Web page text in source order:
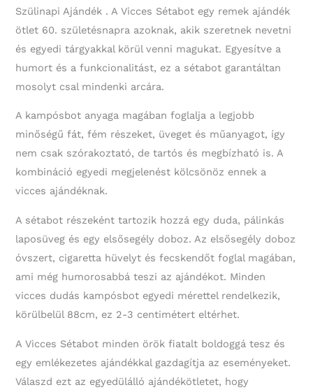
Szülinapi
Ajándék
mennyiség
Szülinapi Ajándék . A Vicces Sétabot egy remek ajándék
ötlet 60. születésnapra azoknak, akik szeretnek nevetni
és egyedi tárgyakkal körül venni magukat. Egyesítve a
humort és a funkcionalitást, ez a sétabot garantáltan
mosolyt csal mindenki arcára.
A kampósbot anyaga magában foglalja a legjobb
minőségű fát, fém részeket, üveget és műanyagot, így
nem csak szórakoztató, de tartós és megbízható is. A
kombináció egyedi megjelenést kölcsönöz ennek a
vicces ajándéknak.
A sétabot részeként tartozik hozzá egy duda, pálinkás
laposüveg és egy elsősegély doboz. Az elsősegély doboz
óvszert, cigaretta hüvelyt és fecskendőt foglal magában,
ami még humorosabbá teszi az ajándékot. Minden
vicces dudás kampósbot egyedi mérettel rendelkezik,
körülbelül 88cm, ez 2-3 centimétert eltérhet.
A Vicces Sétabot minden örök fiatalt boldoggá tesz és
egy emlékezetes ajándékkal gazdagítja az eseményeket.
Válaszd ezt az egyedülálló ajándékötletet, hogy